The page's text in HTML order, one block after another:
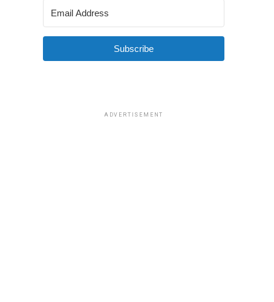
Subscribe
ADVERTISEMENT